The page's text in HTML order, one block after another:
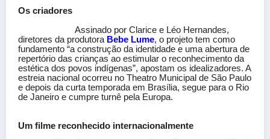
Os criadores
Assinado por Clarice e Léo Hernandes,
diretores da produtora Bebe Lume, o projeto tem como
fundamento “a construção da identidade e uma abertura de
repertório das crianças ao estimular o reconhecimento da
estética dos povos indígenas”, apostam os idealizadores. A
estreia nacional ocorreu no Theatro Municipal de São Paulo
e depois da curta temporada em Brasília, segue para o Rio
de Janeiro e cumpre turnê pela Europa.
Um filme reconhecido internacionalmente